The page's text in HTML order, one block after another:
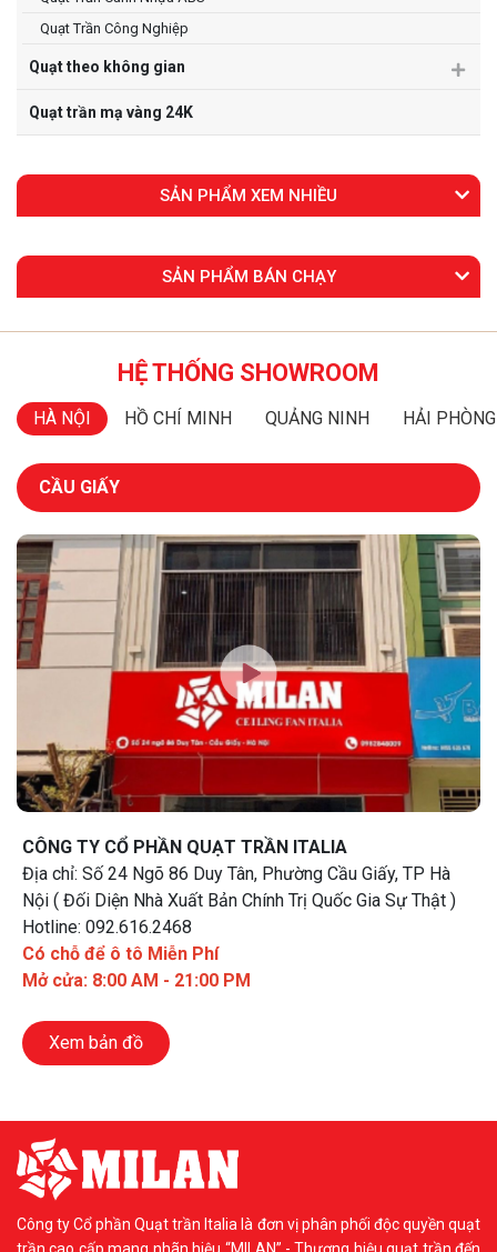
Quạt Trần Công Nghiệp
Quạt theo không gian
Quạt trần mạ vàng 24K
SẢN PHẨM XEM NHIỀU
SẢN PHẨM BÁN CHẠY
HỆ THỐNG SHOWROOM
HÀ NỘI HỒ CHÍ MINH QUẢNG NINH HẢI PHÒNG
CẦU GIẤY
CÔNG TY CỔ PHẦN QUẠT TRẦN ITALIA
Địa chỉ: Số 24 Ngõ 86 Duy Tân, Phường Cầu Giấy, TP Hà
Nội ( Đối Diện Nhà Xuất Bản Chính Trị Quốc Gia Sự Thật )
Hotline: 092.616.2468
Có chỗ để ô tô Miễn Phí
Mở cửa: 8:00 AM - 21:00 PM
Xem bản đồ
Công ty Cổ phần Quạt trần Italia là đơn vị phân phối độc quyền quạt
trần cao cấp mang nhãn hiệu “MILAN” - Thương hiệu quạt trần đến